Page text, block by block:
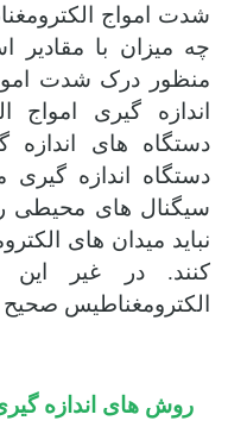
شدت امواج
چه میزان با مقادیر
منظور درک شدت
اندازه گیری امواج
دستگاه های
دستگاه اندازه گیری
سیگنال های محیطی
نباید میدان های
کنند. در غیر این
الکترومغناطیس صحیح
روش های اندازه